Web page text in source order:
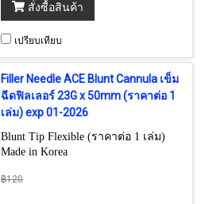
สั่งซื้อสินค้า
เปรียบเทียบ
Filler Needle ACE Blunt Cannula เข็ม
ฉีดฟิลเลอร์ 23G x 50mm (ราคาต่อ 1
เล่ม) exp 01-2026
Blunt Tip Flexible (ราคาต่อ 1 เล่ม)
Made in Korea
฿120